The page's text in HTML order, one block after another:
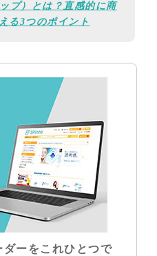
プ）とは？直感的に商
る3つのポイント
ーをこれひとつで